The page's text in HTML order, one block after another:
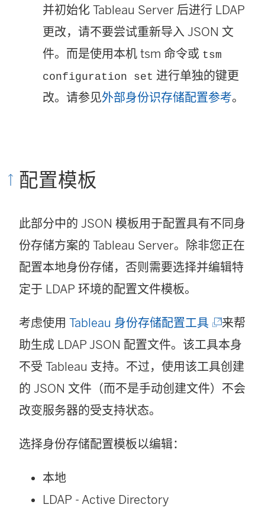
并初始化 Tableau Server 后进行 LDAP
更改，请不要尝试重新导入 JSON 文
件。而是使用本机 tsm 命令或 tsm
configuration set 进行单独的键更
改。请参见外部身份识存储配置参考。
配置模板
此部分中的 JSON 模板用于配置具有不同身
份存储方案的 Tableau Server。除非您正在
配置本地身份存储，否则需要选择并编辑特
定于 LDAP 环境的配置文件模板。
考虑使用 Tableau 身份存储配置工具 (
链
接
在
来帮
助生成 LDAP JSON 配置文件。该工具本身
不受 Tableau 支持。不过，使用该工具创建
的 JSON 文件（而不是手动创建文件）不会
改变服务器的受支持状态。
选择身份存储配置模板以编辑：
本地
LDAP - Active Directory